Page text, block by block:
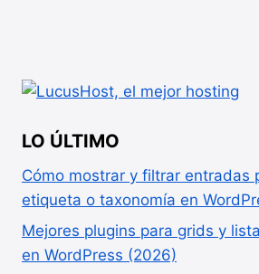
LO ÚLTIMO
Cómo mostrar y filtrar entradas
etiqueta o taxonomía en
Mejores plugins para grids y
en WordPress (2026)